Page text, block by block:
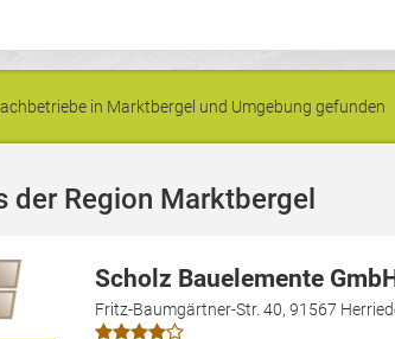
in Marktbergel und Umgebung gefunden
der Region Marktbergel
Scholz Bauelemente
Fritz-Baumgärtner-Str. 40, 91567